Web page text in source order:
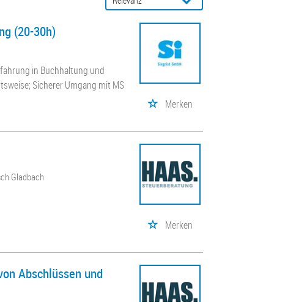
(20-30h)
in Buchhaltung und
Sicherer Umgang mit MS
Merken
Gladbach
Merken
Abschlüssen und